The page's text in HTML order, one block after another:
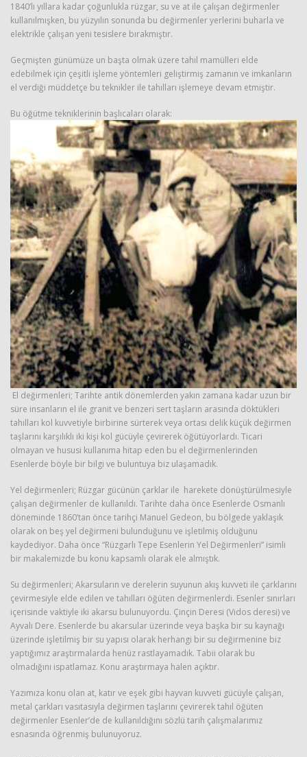
1840’lı yıllara kadar çoğunlukla rüzgar, su ve at ile çalışan değirmenler
kullanılmışken, bu yüzyılın sonunda bu değirmenler yerlerini buharla ve
elektrikle çalışan yeni tesislere bırakmıştır.
Geçmişten günümüze un başta olmak üzere tahıl mamülleri elde
edebilmek için çeşitli işleme yöntemleri geliştirmiş zamanın ve imkanların
el verdiği müddetçe bu teknikler ile tahılları işlemeye devam etmiştir.
Bu öğütme tekniklerinin başlıcaları olarak:
El değirmenleri; Tarihte antik dönemlerden yakın zamana kadar uzun bir
süre insanların el ile granit ve benzeri sert taşların arasında döktükleri
tahılları kol kuvvetiyle birbirine sürterek veya ortası delik küçük değirmen
taşlarını karşılıklı iki kişi kol gücüyle çevirerek öğütüyorlardı. Ticari
olmayan ve hususi kullanıma hitap eden bu el değirmenlerinden
Esenlerde böyle bir bilgi ve buluntuya biz ulaşamadık.
Yel değirmenleri; Rüzgar gücünün çarklar ile harekete dönüştürülmesiyle
çalışan değirmenler de kullanıldı. Tarihte daha önce Esenlerde Osmanlı
döneminde 1860’tan önce tarihçi Manuel Gedeon, bu bölgede yaklaşık
olarak on beş yel değirmeni bulunduğunu ve işletilmiş olduğunu
kaydediyor. Daha önce “Rüzgarlı Tepe Esenlerin Yel Değirmenleri” isimli
bir makalemizde bu konu kapsamlı olarak ele almıştık.
Su değirmenleri; Akarsuların ve derelerin suyunun akış kuvveti ile çarklarını
çevirmesiyle elde edilen ve tahılları öğüten değirmenlerdi. Esenler sınırları
içerisinde vaktiyle iki akarsu bulunuyordu. Çinçin Deresi (Vidos deresi) ve
Ayvalı Dere. Esenlerde bu akarsular üzerinde veya başka bir su kaynağı
üzerinde işletilmiş bir su yapısı olarak herhangi bir su değirmenine biz
yaptığımız araştırmalarda henüz rastlayamadık. Tabii olarak bu
olmadığını ispatlamaz. Konu araştırmaya halen açıktır.
Yazımıza konu olan at, katır ve eşek gibi hayvan kuvveti gücüyle çalışan,
metal çarkları vasıtasıyla değirmen taşlarını çevirerek tahıl öğüten
değirmenler Esenler’de de kullanıldığını sözlü tarih çalışmalarımız
esnasında öğrenmiş bulunuyoruz.